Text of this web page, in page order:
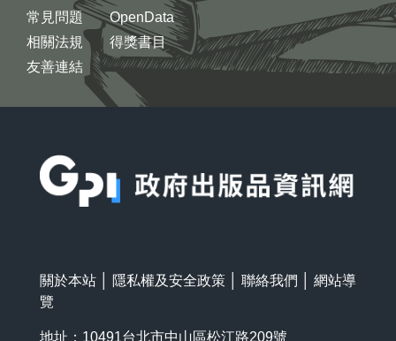
常見問題
相關法規
友善連結
OpenData
得獎書目
關於本站 隱私權及安全政策 聯絡我們
網站導
覽
地址：10491台北市中山區松江路209號